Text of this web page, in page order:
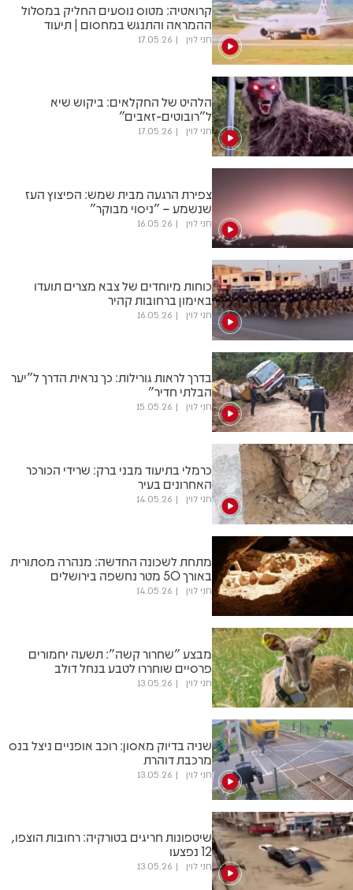
קרואטיה: מטוס נוסעים החליק במסלול
ההמראה והתנגש במחסום | תיעוד
חני לוין 17.05.26
הלהיט של החקלאים: ביקוש שיא
ל"רובוטים-זאבים"
חני לוין 17.05.26
צפירת הרגעה מבית שמש: הפיצוץ העז
שנשמע – "ניסוי מבוקר"
חני לוין 16.05.26
כוחות מיוחדים של צבא מצרים תועדו
באימון ברחובות קהיר
חני לוין 16.05.26
בדרך לראות גורילות: כך נראית הדרך ל"יער
הבלתי חדיר"
חני לוין 15.05.26
כרמלי בתיעוד מבני ברק: שרידי הכורכר
האחרונים בעיר
חני לוין 14.05.26
מתחת לשכונה החדשה: מנהרה מסתורית
באורך 50 מטר נחשפה בירושלים
חני לוין 14.05.26
מבצע "שחרור קשה": תשעה יחמורים
פרסיים שוחררו לטבע בנחל דולב
חני לוין 13.05.26
שניה בדיוק מאסון: רוכב אופניים ניצל בנס
מרכבת דוהרת
חני לוין 13.05.26
שיטפונות חריגים בטורקיה: רחובות הוצפו,
12 נפצעו
חני לוין 13.05.26